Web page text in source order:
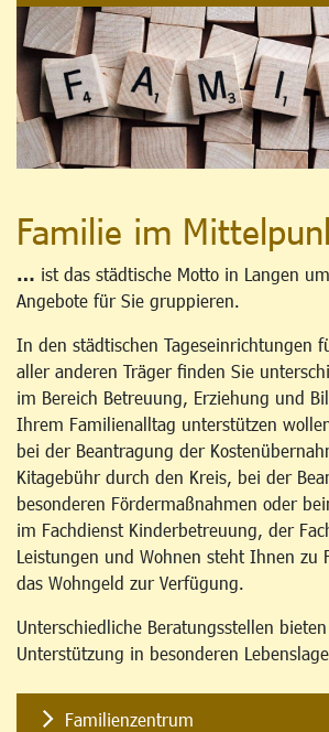
Familie im
… ist das städtische Motto in Langen
Angebote für Sie gruppieren.
In den städtischen Tageseinrichtungen
aller anderen Träger finden Sie
im Bereich Betreuung, Erziehung und
Ihrem Familienalltag unterstützen
bei der Beantragung der
Kitagebühr durch den Kreis, bei der
besonderen Fördermaßnahmen oder
im Fachdienst Kinderbetreuung, der
Leistungen und Wohnen steht Ihnen zu
das Wohngeld zur Verfügung.
Unterschiedliche Beratungsstellen
Unterstützung in besonderen
Familienzentrum